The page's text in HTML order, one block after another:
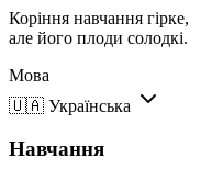
Коріння навчання гірке,
але його плоди солодкі.
Мова
🇺🇦 Українська
Навчання